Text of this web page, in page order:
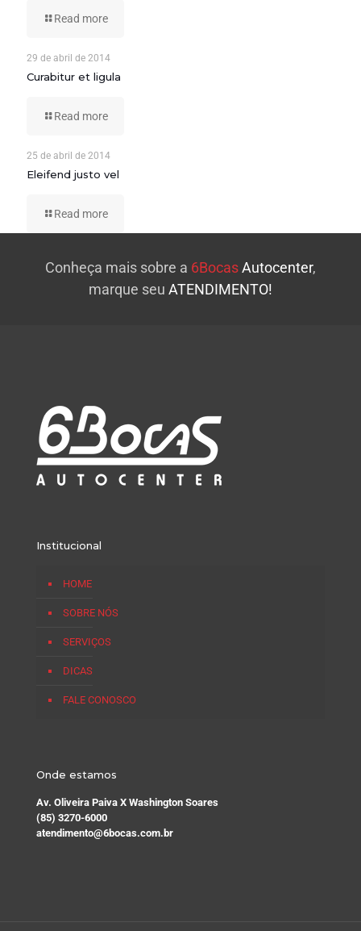
Read more
29 de abril de 2014
Curabitur et ligula
Read more
25 de abril de 2014
Eleifend justo vel
Read more
Conheça mais sobre a 6BocasAutocenter,
marque seu ATENDIMENTO!
Institucional
HOME
SOBRE NÓS
SERVIÇOS
DICAS
FALE CONOSCO
Onde estamos
Av. Oliveira Paiva X Washington Soares
(85) 3270-6000
atendimento@6bocas.com.br